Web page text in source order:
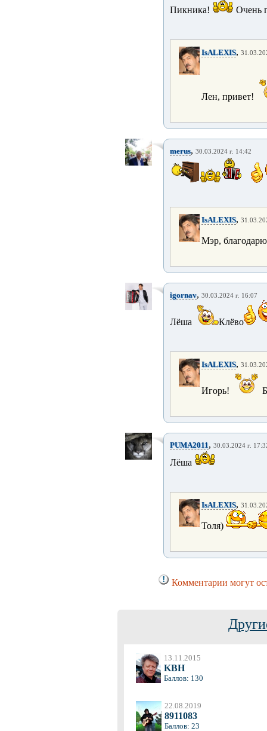
Пикника! Очень
IsALEXIS,
Лен, привет!
merus, 30.03.2024 г. 14:42
IsALEXIS,
Мэр,
igornav, 30.03.2024 г. 16:07
Лёша Клёво
IsALEXIS,
Игорь!
PUMA2011, 30.03.2024 г.
Лёша
IsALEXIS,
Толя)
Комментарии могут
13.11.2015
KBH
Баллов: 130
22.08.2019
8911083
Баллов: 23